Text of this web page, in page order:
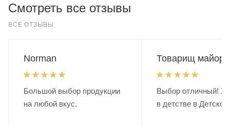
Смотреть все отзывы
ВСЕ ОТЗЫВЫ
Norman
Большой выбор продукции
на любой вкус.
Товарищ майор.
Выбор отличный!
в детстве в